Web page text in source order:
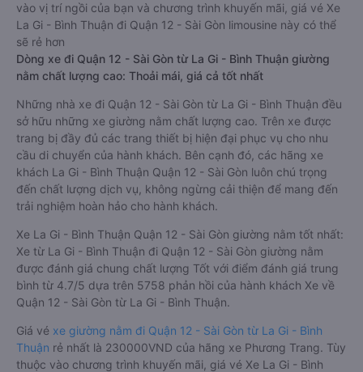
vào vị trí ngồi của bạn và chương trình khuyến mãi, giá vé Xe
La Gi - Bình Thuận đi Quận 12 - Sài Gòn limousine này có thể
sẽ rẻ hơn
Dòng xe đi Quận 12 - Sài Gòn từ La Gi - Bình Thuận giường
nằm chất lượng cao: Thoải mái, giá cả tốt nhất
Những nhà xe đi Quận 12 - Sài Gòn từ La Gi - Bình Thuận đều
sở hữu những xe giường nằm chất lượng cao. Trên xe được
trang bị đầy đủ các trang thiết bị hiện đại phục vụ cho nhu
cầu di chuyển của hành khách. Bên cạnh đó, các hãng xe
khách La Gi - Bình Thuận Quận 12 - Sài Gòn luôn chú trọng
đến chất lượng dịch vụ, không ngừng cải thiện để mang đến
trải nghiệm hoàn hảo cho hành khách.
Xe La Gi - Bình Thuận Quận 12 - Sài Gòn giường nằm tốt nhất:
Xe từ La Gi - Bình Thuận đi Quận 12 - Sài Gòn giường nằm
được đánh giá chung chất lượng Tốt với điểm đánh giá trung
bình từ 4.7/5 dựa trên 5758 phản hồi của hành khách Xe về
Quận 12 - Sài Gòn từ La Gi - Bình Thuận.
Giá vé xe giường nằm đi Quận 12 - Sài Gòn từ La Gi - Bình
Thuận rẻ nhất là 230000VND của hãng xe Phương Trang. Tùy
thuộc vào chương trình khuyến mãi, giá vé Xe La Gi - Bình